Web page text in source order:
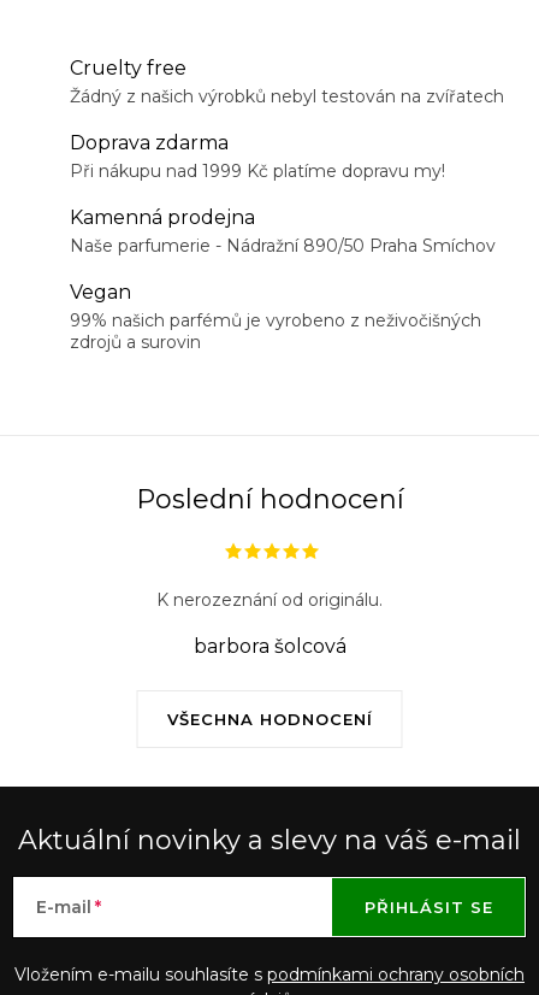
Cruelty free
Žádný z našich výrobků nebyl testován na zvířatech
Doprava zdarma
Při nákupu nad 1999 Kč platíme dopravu my!
Kamenná prodejna
Naše parfumerie - Nádražní 890/50 Praha Smíchov
Vegan
99% našich parfémů je vyrobeno z neživočišných
zdrojů a surovin
Poslední hodnocení
VŠECHNA HODNOCENÍ
K nerozeznání od originálu.
barbora šolcová
Aktuální novinky a slevy na váš e-mail
E-mail
Vložením e-mailu souhlasíte s podmínkami ochrany osobních
PŘIHLÁSIT SE